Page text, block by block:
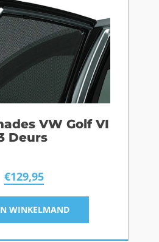
VW Golf VI
Deurs
€129,95
WINKELMAND